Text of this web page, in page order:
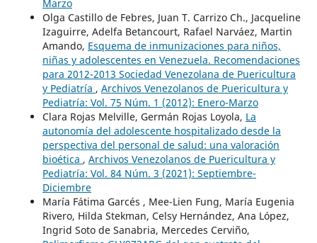
Marzo
Olga Castillo de Febres, Juan T. Carrizo Ch., Jacqueline
Izaguirre, Adelfa Betancourt, Rafael Narváez, Martin
Amando, Esquema de inmunizaciones para niños,
niñas y adolescentes en Venezuela. Recomendaciones
para 2012-2013 Sociedad Venezolana de Puericultura
y Pediatría , Archivos Venezolanos de Puericultura y
Pediatría: Vol. 75 Núm. 1 (2012): Enero-Marzo
Clara Rojas Melville, Germán Rojas Loyola, La
autonomía del adolescente hospitalizado desde la
perspectiva del personal de salud: una valoración
bioética , Archivos Venezolanos de Puericultura y
Pediatría: Vol. 84 Núm. 3 (2021): Septiembre-
Diciembre
María Fátima Garcés , Mee-Lien Fung, María Eugenia
Rivero, Hilda Stekman, Celsy Hernández, Ana López,
Ingrid Soto de Sanabria, Mercedes Cerviño,